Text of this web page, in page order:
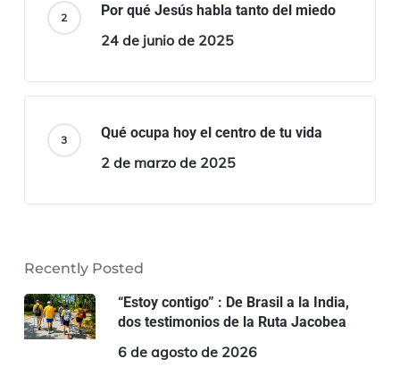
Por qué Jesús habla tanto del miedo
24 de junio de 2025
Qué ocupa hoy el centro de tu vida
2 de marzo de 2025
Recently Posted
“Estoy contigo” : De Brasil a la India,
dos testimonios de la Ruta Jacobea
6 de agosto de 2026